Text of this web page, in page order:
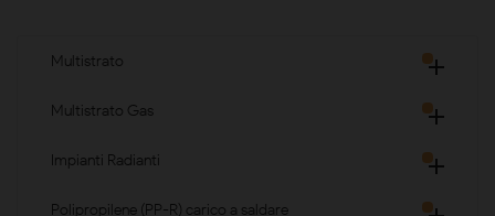
Multistrato 
Multistrato Gas 
Impianti Radianti 
Polipropilene (PP-R) carico a saldare